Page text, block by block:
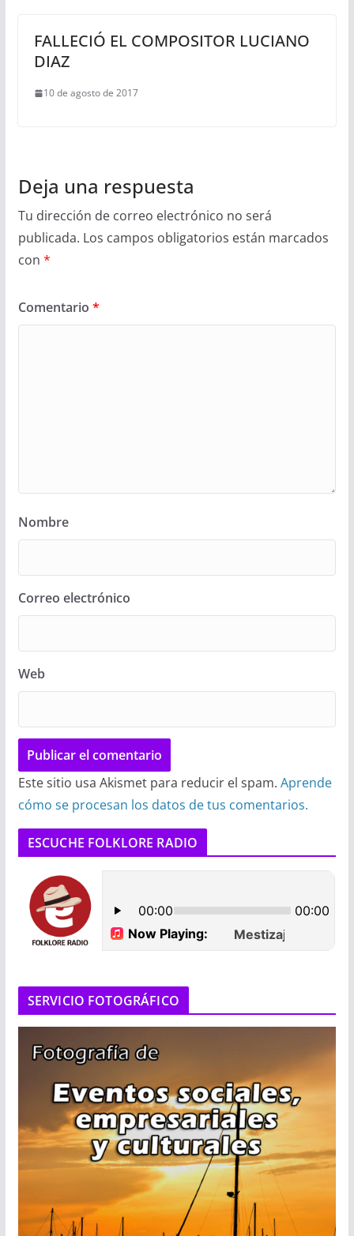
FALLECIÓ EL COMPOSITOR LUCIANO
DIAZ
10 de agosto de 2017
Deja una respuesta
Tu dirección de correo electrónico no será
publicada. Los campos obligatorios están marcados
con *
Comentario *
Nombre
Correo electrónico
Web
Este sitio usa Akismet para reducir el spam. Aprende
cómo se procesan los datos de tus comentarios.
ESCUCHE FOLKLORE RADIO
SERVICIO FOTOGRÁFICO